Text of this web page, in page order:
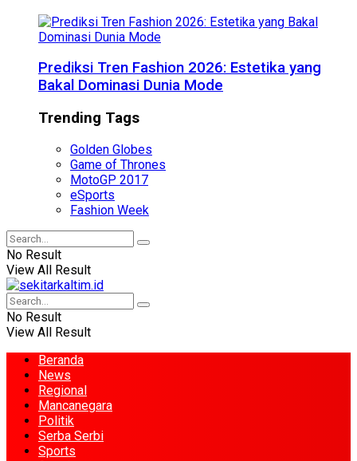
Prediksi Tren Fashion 2026: Estetika yang
Bakal Dominasi Dunia Mode
Trending Tags
Golden Globes
Game of Thrones
MotoGP 2017
eSports
Fashion Week
No Result
View All Result
No Result
View All Result
Beranda
News
Regional
Mancanegara
Politik
Serba Serbi
Sports